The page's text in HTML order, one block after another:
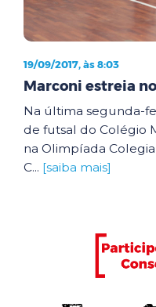
19/09/2017, às 8:03
Marconi estreia
Na última segunda-
de futsal do Colégio
na Olimpíada
C... [saiba mais]